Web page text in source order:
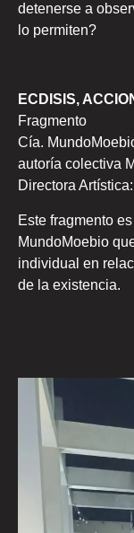
detenerse a
lo permiten?
ECDISIS,
Fragmento
Cía.
autoría colectiva
Directora
Este fragmento
MundoMoebio
individual en
de la existencia.